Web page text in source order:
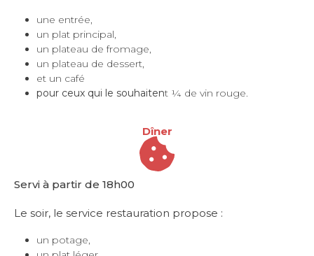
une entrée,
un plat principal,
un plateau de fromage,
un plateau de dessert,
et un café
pour ceux qui le souhaitent ¼ de vin rouge.
Dîner
Servi à partir de 18h00
Le soir, le service restauration propose :
un potage,